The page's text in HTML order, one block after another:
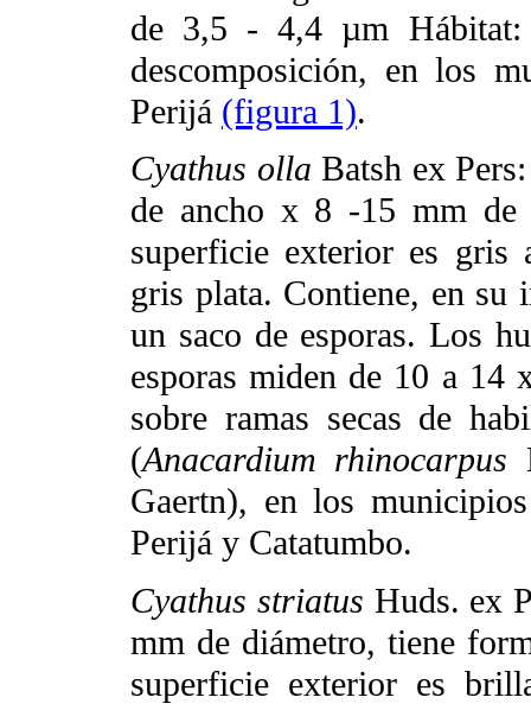
de 3,5 - 4,4 µm Hábitat:
descomposición, en los
Perijá (figura 1).
Cyathus olla Batsh ex
de ancho x 8 -15 mm de
superficie exterior es gris
gris plata. Contiene, en su
un saco de esporas. Los
esporas miden de 10 a 14
sobre ramas secas de
(Anacardium rhinocarpus
Gaertn), en los
Perijá y Catatumbo.
Cyathus striatus Huds. ex
mm de diámetro, tiene
superficie exterior es